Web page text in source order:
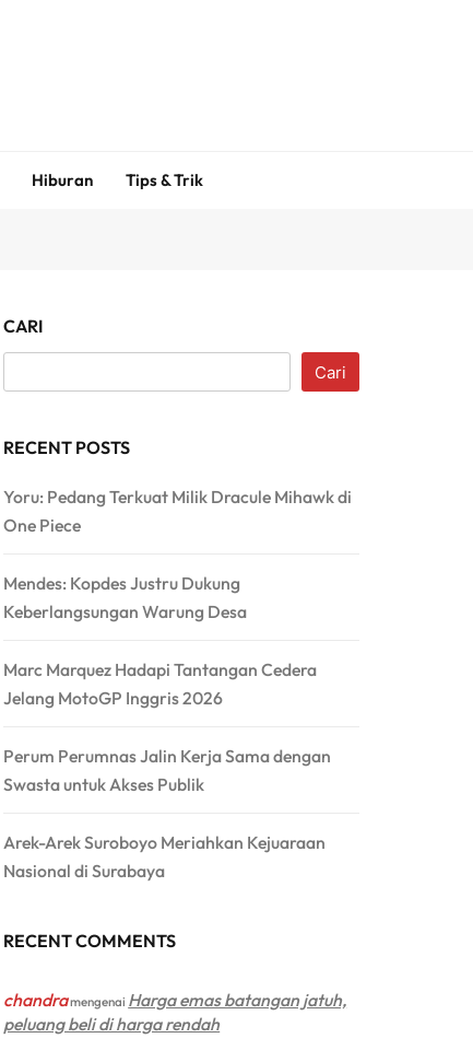
Hiburan Tips & Trik
CARI
Cari
RECENT POSTS
Yoru: Pedang Terkuat Milik Dracule Mihawk di
One Piece
Mendes: Kopdes Justru Dukung
Keberlangsungan Warung Desa
Marc Marquez Hadapi Tantangan Cedera
Jelang MotoGP Inggris 2026
Perum Perumnas Jalin Kerja Sama dengan
Swasta untuk Akses Publik
Arek-Arek Suroboyo Meriahkan Kejuaraan
Nasional di Surabaya
RECENT COMMENTS
chandramengenai Harga emas batangan jatuh,
peluang beli di harga rendah